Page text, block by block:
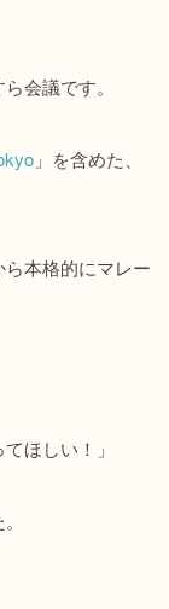
会議です。
」を含めた、
本格的にマレー
ほしい！」